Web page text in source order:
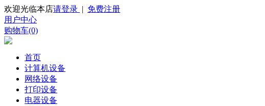
欢迎光临本店请登录 | 免费注册
用户中心
购物车(0)
首页
计算机设备
网络设备
打印设备
电器设备